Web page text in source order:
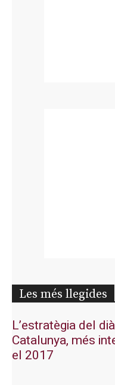
Les més llegides
L’estratègia del
Catalunya, més
el 2017